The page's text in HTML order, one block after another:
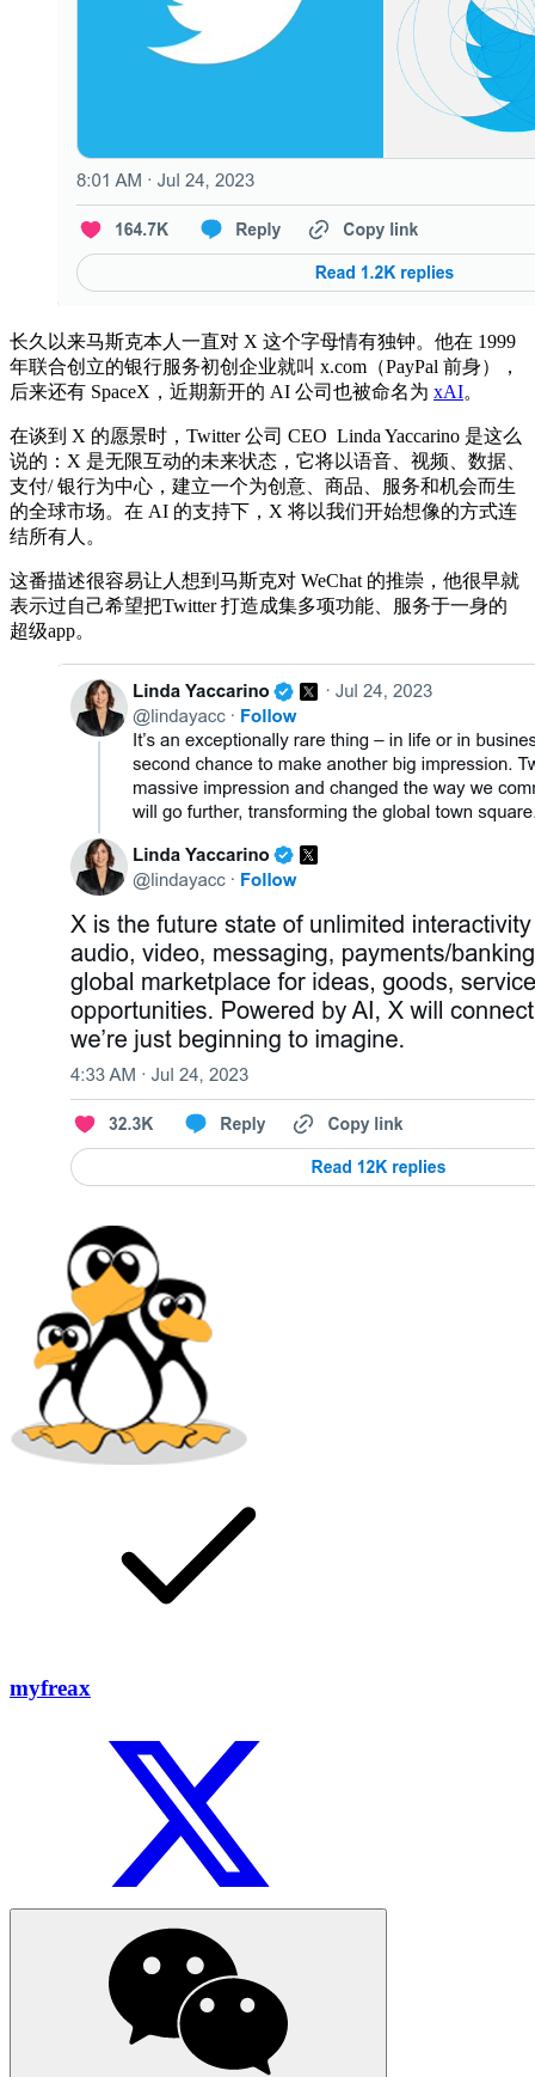
长久以来马斯克本人一直对 X 这个字母情有独钟。他在 1999
年联合创立的银行服务初创企业就叫 x.com（PayPal 前身），
后来还有 SpaceX，近期新开的 AI 公司也被命名为 xAI。
在谈到 X 的愿景时，Twitter 公司 CEO Linda Yaccarino 是这么
说的：X 是无限互动的未来状态，它将以语音、视频、数据、
支付/ 银行为中心，建立一个为创意、商品、服务和机会而生
的全球市场。在 AI 的支持下，X 将以我们开始想像的方式连
结所有人。
这番描述很容易让人想到马斯克对 WeChat 的推崇，他很早就
表示过自己希望把Twitter 打造成集多项功能、服务于一身的
超级app。
myfreax